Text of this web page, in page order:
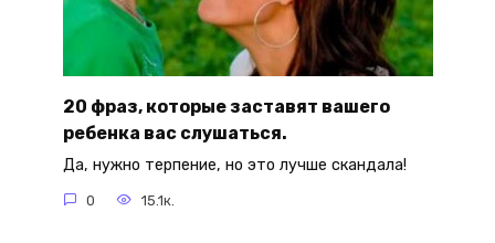
20 фраз, которые заставят вашего
ребенка вас слушаться.
Да, нужно терпение, но это лучше скандала!
0 15.1к.